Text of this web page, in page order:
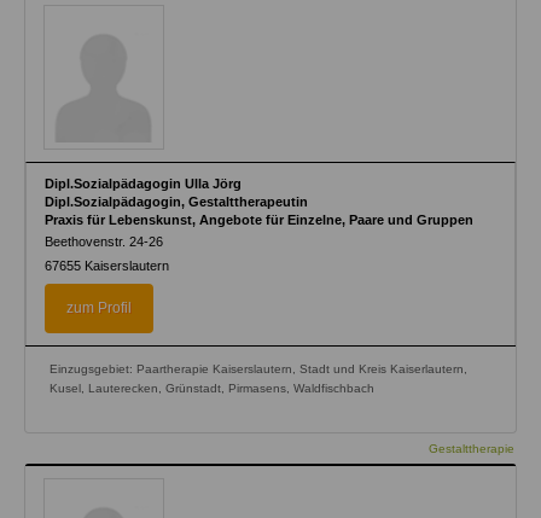
Dipl.Sozialpädagogin Ulla Jörg
Dipl.Sozialpädagogin, Gestalttherapeutin
Praxis für Lebenskunst, Angebote für Einzelne, Paare und Gruppen
Beethovenstr. 24-26
67655 Kaiserslautern
zum Profil
Einzugsgebiet: Paartherapie Kaiserslautern, Stadt und Kreis Kaiserlautern,
Kusel, Lauterecken, Grünstadt, Pirmasens, Waldfischbach
Gestalttherapie